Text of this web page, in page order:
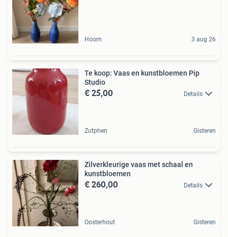
Hoorn 3 aug 26
Te koop: Vaas en kunstbloemen Pip
Studio
€ 25,00 Details
Zutphen Gisteren
Zilverkleurige vaas met schaal en
kunstbloemen
€ 260,00 Details
Oosterhout Gisteren